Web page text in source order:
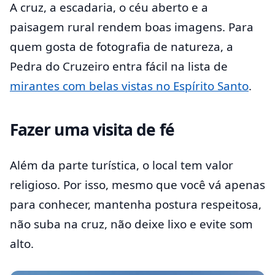
A cruz, a escadaria, o céu aberto e a
paisagem rural rendem boas imagens. Para
quem gosta de fotografia de natureza, a
Pedra do Cruzeiro entra fácil na lista de
mirantes com belas vistas no Espírito Santo.
Fazer uma visita de fé
Além da parte turística, o local tem valor
religioso. Por isso, mesmo que você vá apenas
para conhecer, mantenha postura respeitosa,
não suba na cruz, não deixe lixo e evite som
alto.